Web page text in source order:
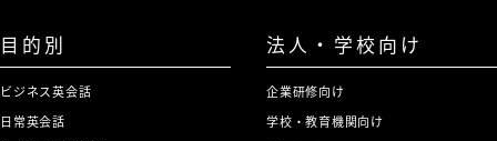
目的別
ビジネス英会話
日常英会話
法人・学校向け
企業研修向け
学校・教育機関向け